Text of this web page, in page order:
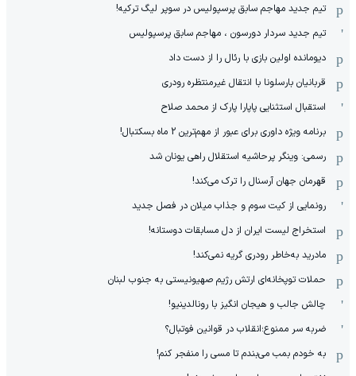
تیم جدید مهاجم سابق پرسپولیس در سوپر لیگ ترکیه!
تیم جدید سردار دورسون ، مهاجم سابق پرسپولیس
دیومانده اولین بازی با رئال را از دست داد
قربانیان بارسلونا با انتقال غیرمنتظره رودری
استقبال استثنایی پاپارا پارک از محمد صلاح
برنامه ویژه داوری برای عبور از مهم‌ترین 2 ماه بسکتبال!
رسمی: وینگر پرحاشیه استقلال راهی یونان شد
قهرمان جهان آرسنال را ترک می‌کند!
رونمایی از کیت سوم و جذاب میلان در فصل جدید
استخراج لیست ایران از دل مسابقات دوستانه!
مادرید به‌خاطر رودری گریه نمی‌کند!
حملات توپخانه‌ای ارتش رژیم صهیونیستی به جنوب لبنان
چالش جالب و هیجان انگیز با رونالدینیو!
ضربه سر ممنوع؛انقلاب در قوانین فوتبال؟
به خودم بمب می‌بندم تا مسی را منفجر کنم!